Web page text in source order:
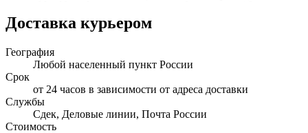
Доставка курьером
География
Любой населенный пункт России
Срок
от 24 часов в зависимости от адреса доставки
Службы
Сдек, Деловые линии, Почта России
Стоимость